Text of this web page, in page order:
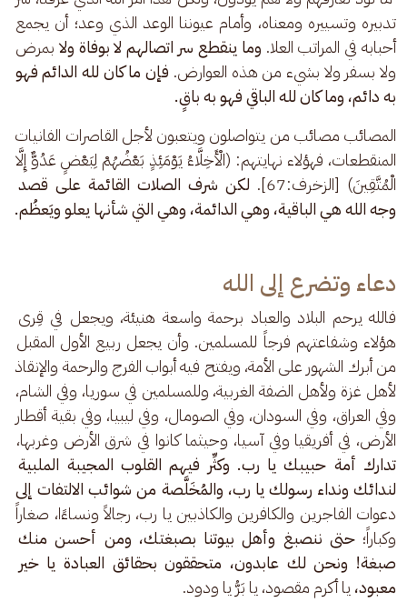
تدبيره وتسييره ومعناه، وأمام عيوننا الوعد الذي وعد؛ أن يجمع
أحبابه في المراتب العلا. وما ينقطع سر اتصالهم لا بوفاة ولا بمرض
ولا بسفر ولا بشيء من هذه العوارض. فإن ما كان لله الدائم فهو
به دائم، وما كان لله الباقي فهو به باقٍ.
المصائب مصائب من يتواصلون ويتعبون لأجل القاصرات الفانيات
المنقطعات، فهؤلاء نهايتهم: (الْأَخِلَّاءُ يَوْمَئِذٍ بَعْضُهُمْ لِبَعْضٍ عَدُوٌّ إِلَّا
الْمُتَّقِينَ) [الزخرف:67].
لكن شرف الصلات القائمة على قصد
وجه الله هي الباقية، وهي الدائمة، وهي التي شأنها يعلو ويَعظُم.
دعاء وتضرع إلى الله
فالله يرحم البلاد والعباد برحمة واسعة هنيئة، ويجعل في قِرى
هؤلاء وشفاعتهم فرجاً للمسلمين. وأن يجعل ربيع الأول المقبل
من أبرك الشهور على الأمة، ويفتح فيه أبواب الفرج والرحمة والإنقاذ
لأهل غزة ولأهل الضفة الغربية، وللمسلمين في سوريا، وفي الشام،
وفي العراق، وفي السودان، وفي الصومال، وفي ليبيا، وفي بقية أقطار
الأرض، في أفريقيا وفي آسيا، وحيثما كانوا في شرق الأرض وغربها،
تدارك أمة حبيبك يا رب. وكثِّر فيهم القلوب المجيبة الملبية
لندائك ونداء رسولك يا رب، والمُخَلَّصة من شوائب الالتفات إلى
دعوات الفاجرين والكافرين والكاذبين يا رب، رجالاً ونساءًا، صغاراً
وكباراً؛ حتى ننصبغ وأهل بيوتنا بصبغتك، ومن أحسن منك
صبغة! ونحن لك عابدون، متحققون بحقائق العبادة يا خير
معبود، يا أكرم مقصود، يا بَرُّ يا ودود.